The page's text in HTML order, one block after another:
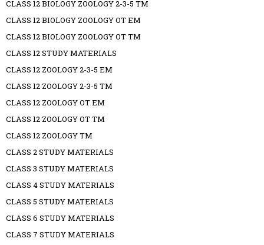
CLASS 12 BIOLOGY ZOOLOGY 2-3-5 TM
CLASS 12 BIOLOGY ZOOLOGY OT EM
CLASS 12 BIOLOGY ZOOLOGY OT TM
CLASS 12 STUDY MATERIALS
CLASS 12 ZOOLOGY 2-3-5 EM
CLASS 12 ZOOLOGY 2-3-5 TM
CLASS 12 ZOOLOGY OT EM
CLASS 12 ZOOLOGY OT TM
CLASS 12 ZOOLOGY TM
CLASS 2 STUDY MATERIALS
CLASS 3 STUDY MATERIALS
CLASS 4 STUDY MATERIALS
CLASS 5 STUDY MATERIALS
CLASS 6 STUDY MATERIALS
CLASS 7 STUDY MATERIALS